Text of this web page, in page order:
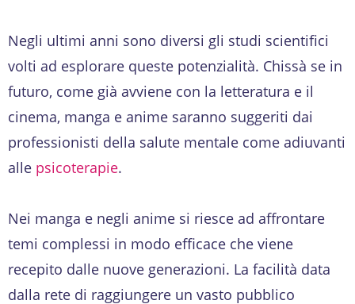
Negli ultimi anni sono diversi gli studi scientifici
volti ad esplorare queste potenzialità. Chissà se in
futuro, come già avviene con la letteratura e il
cinema, manga e anime saranno suggeriti dai
professionisti della salute mentale come adiuvanti
alle psicoterapie.
Nei manga e negli anime si riesce ad affrontare
temi complessi in modo efficace che viene
recepito dalle nuove generazioni. La facilità data
dalla rete di raggiungere un vasto pubblico